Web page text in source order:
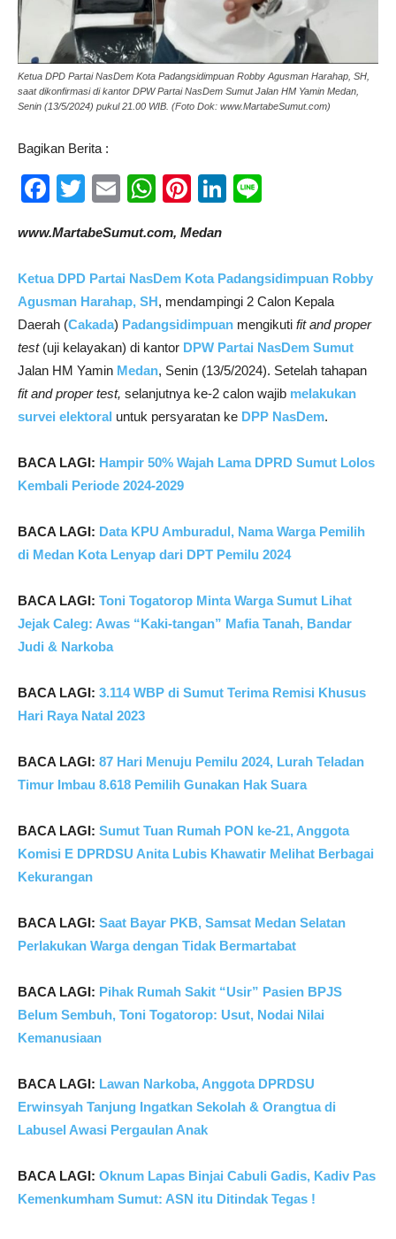
Ketua DPD Partai NasDem Kota Padangsidimpuan Robby Agusman Harahap, SH,
saat dikonfirmasi di kantor DPW Partai NasDem Sumut Jalan HM Yamin Medan,
Senin (13/5/2024) pukul 21.00 WIB. (Foto Dok: www.MartabeSumut.com)
Bagikan Berita :
Facebook
Twitter
EmailWhatsApp
Pinterest
LinkedIn
www.MartabeSumut.com, Medan
Ketua DPD Partai NasDem Kota Padangsidimpuan Robby
Agusman Harahap, SH, mendampingi 2 Calon Kepala
Daerah (Cakada) Padangsidimpuan mengikuti fit and proper
test(uji kelayakan) di kantor DPW Partai NasDem Sumut
Jalan HM Yamin Medan, Senin (13/5/2024). Setelah tahapan
fit and proper test, selanjutnya ke-2 calon wajib melakukan
survei elektoral untuk persyaratan ke DPP NasDem.
BACA LAGI: Hampir 50% Wajah Lama DPRD Sumut Lolos
Kembali Periode 2024-2029
BACA LAGI: Data KPU Amburadul, Nama Warga Pemilih
di Medan Kota Lenyap dari DPT Pemilu 2024
BACA LAGI: Toni Togatorop Minta Warga Sumut Lihat
Jejak Caleg: Awas “Kaki-tangan” Mafia Tanah, Bandar
Judi & Narkoba
BACA LAGI: 3.114 WBP di Sumut Terima Remisi Khusus
Hari Raya Natal 2023
BACA LAGI: 87 Hari Menuju Pemilu 2024, Lurah Teladan
Timur Imbau 8.618 Pemilih Gunakan Hak Suara
BACA LAGI: Sumut Tuan Rumah PON ke-21, Anggota
Komisi E DPRDSU Anita Lubis Khawatir Melihat Berbagai
Kekurangan
BACA LAGI: Saat Bayar PKB, Samsat Medan Selatan
Perlakukan Warga dengan Tidak Bermartabat
BACA LAGI: Pihak Rumah Sakit “Usir” Pasien BPJS
Belum Sembuh, Toni Togatorop: Usut, Nodai Nilai
Kemanusiaan
BACA LAGI: Lawan Narkoba, Anggota DPRDSU
Erwinsyah Tanjung Ingatkan Sekolah & Orangtua di
Labusel Awasi Pergaulan Anak
BACA LAGI: Oknum Lapas Binjai Cabuli Gadis, Kadiv Pas
Kemenkumham Sumut: ASN itu Ditindak Tegas !